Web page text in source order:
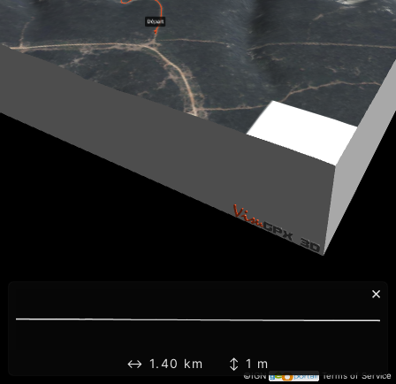
©IGN Terms of Service
×
↔ 1.40 km ↕ 1 m